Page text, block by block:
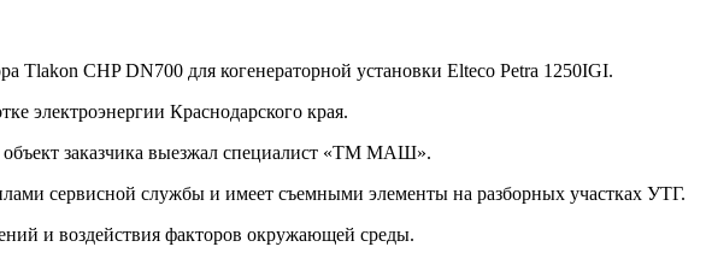
CHP DN700 для когенераторной установки Elteco Petra 1250IGI.
электроэнергии Краснодарского края.
объект заказчика выезжал специалист «ТМ МАШ».
сервисной службы и имеет съемными элементы на разборных участках УТГ.
и воздействия факторов окружающей среды.